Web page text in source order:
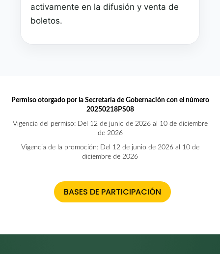
activamente en la difusión y venta de
boletos.
Permiso otorgado por la Secretaría de Gobernación con el número
20250218PS08
Vigencia del permiso:Del 12 de junio de 2026 al 10 de diciembre
de 2026
Vigencia de la promoción: Del 12 de junio de 2026 al 10 de
diciembre de 2026
BASES DE PARTICIPACIÓN